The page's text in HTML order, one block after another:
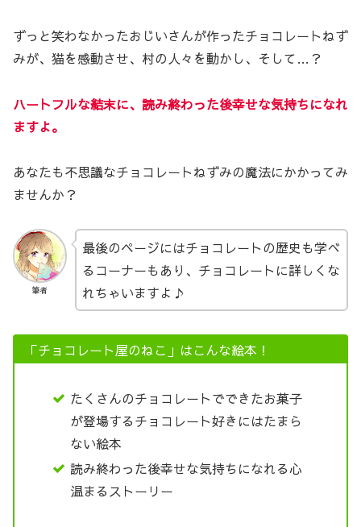
ずっと笑わなかったおじいさんが作ったチョコレートねず
みが、猫を感動させ、村の人々を動かし、そして…？
ハートフルな結末に、読み終わった後幸せな気持ちになれ
ますよ。
あなたも不思議なチョコレートねずみの魔法にかかってみ
ませんか？
筆者
最後のページにはチョコレートの歴史も学べ
るコーナーもあり、チョコレートに詳しくな
れちゃいますよ♪
「チョコレート屋のねこ」はこんな絵本！
たくさんのチョコレートでできたお菓子
が登場するチョコレート好きにはたまら
ない絵本
読み終わった後幸せな気持ちになれる心
温まるストーリー